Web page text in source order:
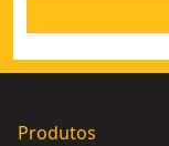
Produtos